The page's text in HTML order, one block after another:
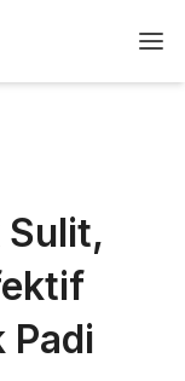
Sulit,
Padi